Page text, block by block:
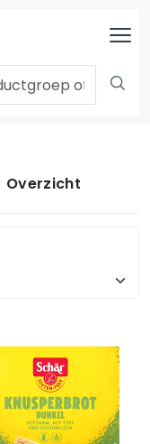
Overzicht